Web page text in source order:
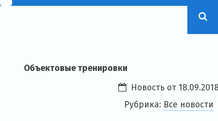
Объектовые тренировки
Новость от
Рубрика: Все новости